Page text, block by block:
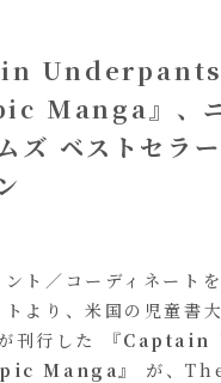
Manga』、ニ
ズ ベストセラ
ト／コーディネート
より、米国の児童書
刊行した
『
Manga』
が、